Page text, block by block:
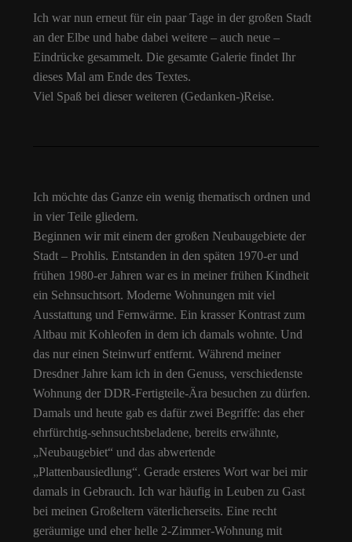
Ich war nun erneut für ein paar Tage in der großen Stadt
an der Elbe und habe dabei weitere – auch neue –
Eindrücke gesammelt. Die gesamte Galerie findet Ihr
dieses Mal am Ende des Textes.
Viel Spaß bei dieser weiteren (Gedanken-)Reise.
Ich möchte das Ganze ein wenig thematisch ordnen und
in vier Teile gliedern.
Beginnen wir mit einem der großen Neubaugebiete der
Stadt – Prohlis. Entstanden in den späten 1970-er und
frühen 1980-er Jahren war es in meiner frühen Kindheit
ein Sehnsuchtsort. Moderne Wohnungen mit viel
Ausstattung und Fernwärme. Ein krasser Kontrast zum
Altbau mit Kohleofen in dem ich damals wohnte. Und
das nur einen Steinwurf entfernt. Während meiner
Dresdner Jahre kam ich in den Genuss, verschiedenste
Wohnung der DDR-Fertigteile-Ära besuchen zu dürfen.
Damals und heute gab es dafür zwei Begriffe: das eher
ehrfürchtig-sehnsuchtsbeladene, bereits erwähnte,
„Neubaugebiet“ und das abwertende
„Plattenbausiedlung“. Gerade ersteres Wort war bei mir
damals in Gebrauch. Ich war häufig in Leuben zu Gast
bei meinen Großeltern väterlicherseits. Eine recht
geräumige und eher helle 2-Zimmer-Wohnung mit